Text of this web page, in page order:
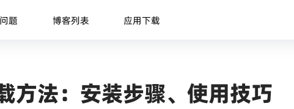
题 博客列表 应用下载
法：安装步骤、使用技巧